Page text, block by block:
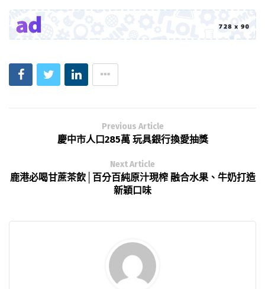
Previous Article
慶中市人口285萬 玩具銀行換愛抽獎
Next Article
鹿港必喝甘蔗茶飲│百分百純原汁現榨 融合水果、牛奶打造
新穎口味